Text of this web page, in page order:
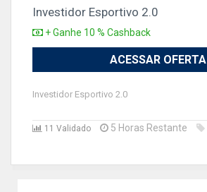
Investidor Esportivo 2.0
+ Ganhe 10 % Cashback
ACESSAR OFERTA
Investidor Esportivo 2.0
11 Validado 5 Horas Restante